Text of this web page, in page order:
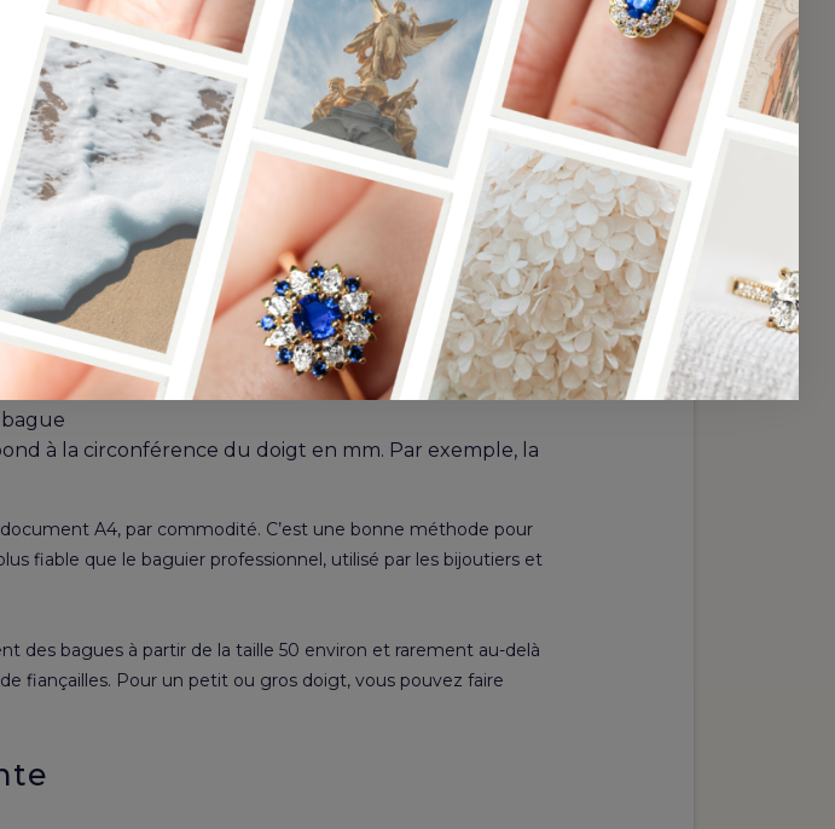
en ligne : les
100 % )
de la page avec une règle
avec un cercle. Idéalement, le tracé sur le
à la circonférence du doigt en mm. Par exemple, la
A4, par commodité. C’est une bonne méthode pour
fiable que le baguier professionnel, utilisé par les bijoutiers et
des bagues à partir de la taille 50 environ et rarement au-delà
fiançailles. Pour un petit ou gros doigt, vous pouvez faire